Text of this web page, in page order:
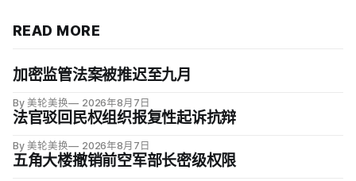
READ MORE
加密监管法案被推迟至九月
By 美轮美换 2026年8月7日
法官驳回民权组织报复性起诉抗辩
By 美轮美换 2026年8月7日
五角大楼撤销前空军部长密级权限